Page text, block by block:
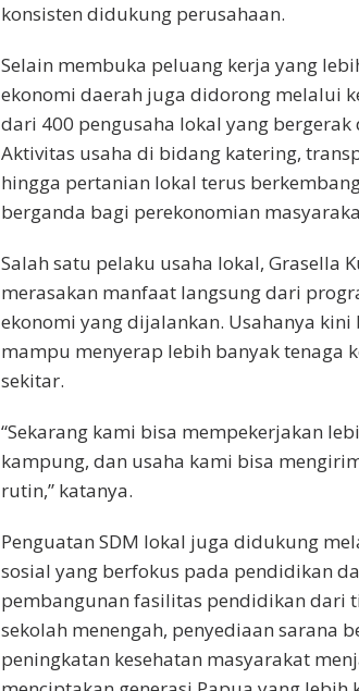
konsisten didukung perusahaan.
Selain membuka peluang kerja yang
ekonomi daerah juga didorong melalui
dari 400 pengusaha lokal yang
Aktivitas usaha di bidang katering,
hingga pertanian lokal terus
berganda bagi perekonomian
Salah satu pelaku usaha lokal, Grasella
merasakan manfaat langsung dari
ekonomi yang dijalankan. Usahanya kini
mampu menyerap lebih banyak tenaga
sekitar.
“Sekarang kami bisa mempekerjakan
kampung, dan usaha kami bisa
rutin,” katanya.
Penguatan SDM lokal juga didukung
sosial yang berfokus pada pendidikan
pembangunan fasilitas pendidikan dari
sekolah menengah, penyediaan sarana
peningkatan kesehatan masyarakat